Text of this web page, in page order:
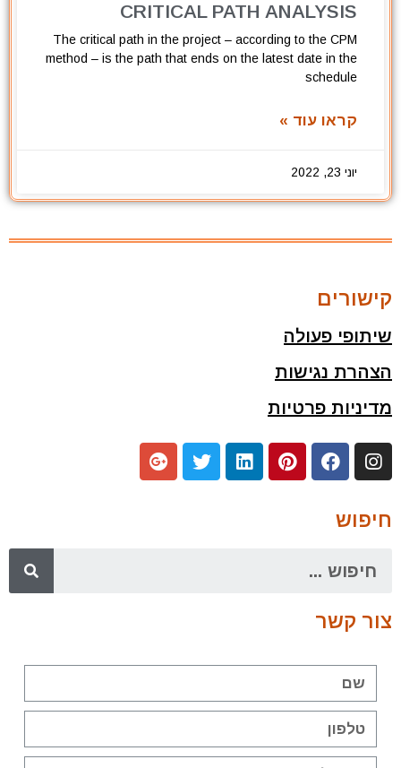
CRITICAL PATH ANALYSIS
The critical path in the project – according to the CPM
method – is the path that ends on the latest date in the
schedule
קראו עוד »
יוני 23, 2022
קישורים
שיתופי פעולה
הצהרת נגישות
מדיניות פרטיות
חיפוש
צור קשר